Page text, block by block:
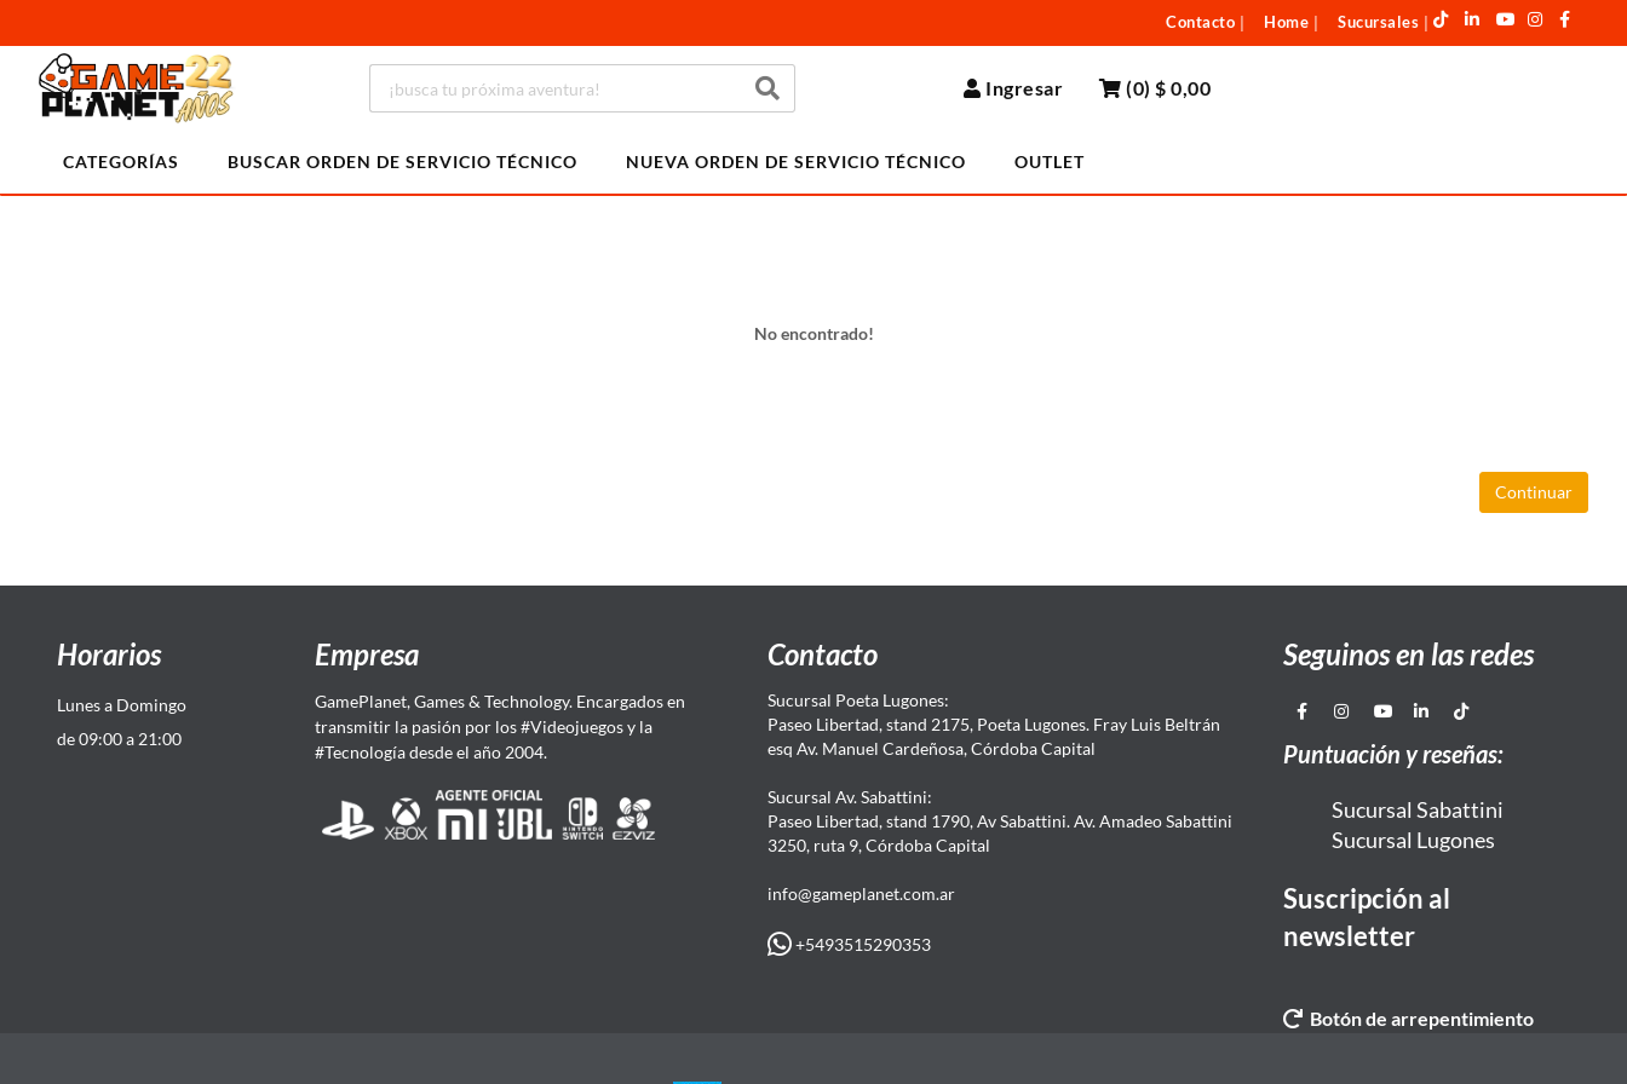
Contacto Home Sucursales
Ingresar (0)$ 0,00
CATEGORÍAS BUSCAR ORDEN DE SERVICIO TÉCNICO NUEVA ORDEN DE SERVICIO TÉCNICO OUTLET
No encontrado!
Continuar
Horarios
Lunes a Domingo
de 09:00 a 21:00
Empresa
GamePlanet, Games & Technology. Encargados en
transmitir la pasión por los #Videojuegos y la
#Tecnología desde el año 2004.
Contacto
Sucursal Poeta Lugones:
Paseo Libertad, stand 2175, Poeta Lugones. Fray Luis Beltrán
esq Av. Manuel Cardeñosa, Córdoba Capital
Sucursal Av. Sabattini:
Paseo Libertad, stand 1790, Av Sabattini. Av. Amadeo Sabattini
3250, ruta 9, Córdoba Capital
info@gameplanet.com.ar
+5493515290353
Seguinos en las redes
Puntuación y reseñas:
Sucursal Sabattini
Sucursal Lugones
Suscripción al
newsletter
Botón de arrepentimiento